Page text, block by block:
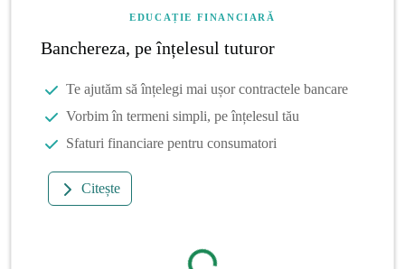
EDUCAȚIE FINANCIARĂ
Banchereza, pe înțelesul tuturor
Te ajutăm să înțelegi mai ușor contractele bancare
Vorbim în termeni simpli, pe înțelesul tău
Sfaturi financiare pentru consumatori
Citește